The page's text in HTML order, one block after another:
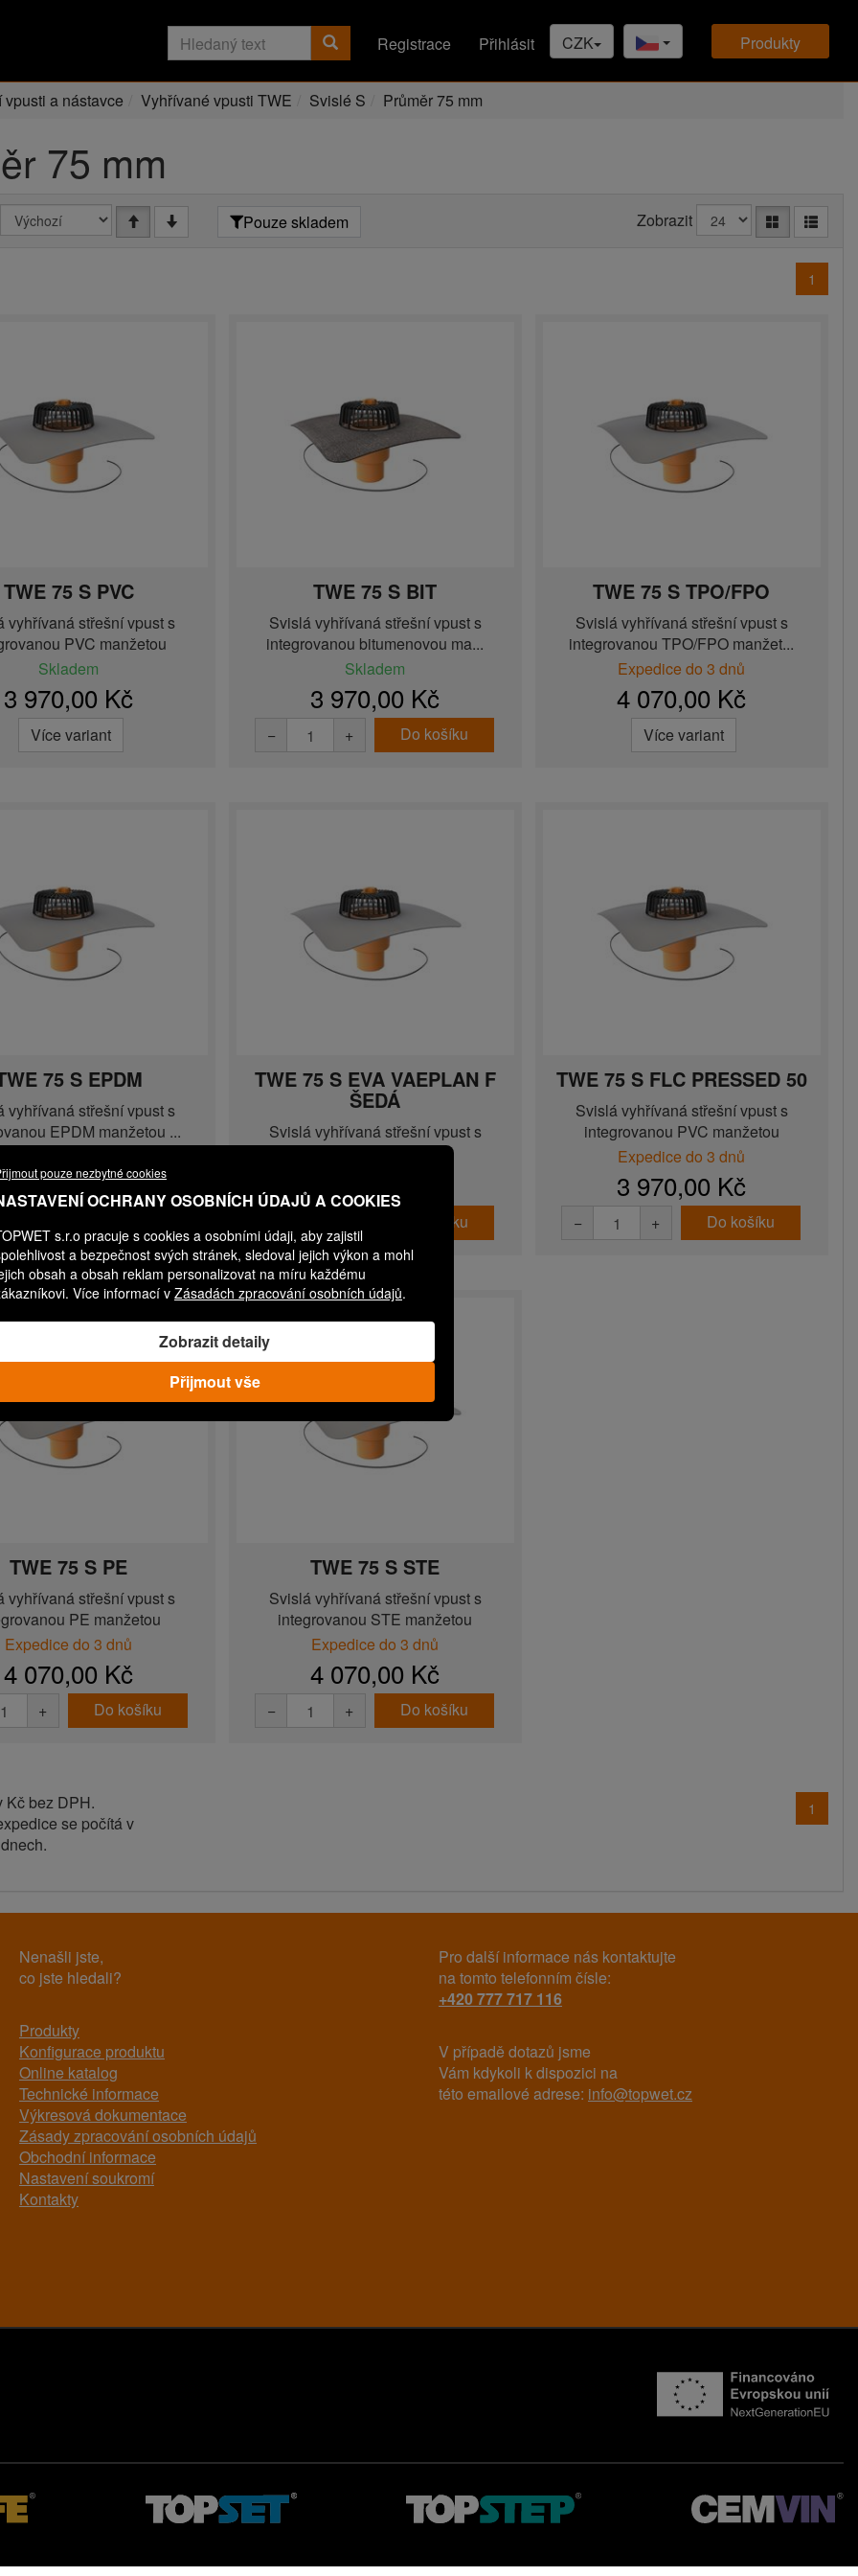
pouze nezbytné cookies
OCHRANY OSOBNÍCH ÚDAJŮ A COOKIES
s.r.o pracuje s cookies a osobními údaji, aby zajistil
a bezpečnost svých stránek, sledoval jejich výkon a mohl
obsah a obsah reklam personalizovat na míru každému
Více informací v Zásadách zpracování osobních údajů.
Zobrazit detaily
Přijmout vše
produkty
CZK
Registrace Přihlásit
vpusti a nástavce Vyhřívané vpusti TWE Svislé S Průměr 75 mm
75 mm
Pouze skladem Zobrazit
1
TWE 75 S PVC
vyhřívaná střešní vpust s
PVC manžetou
Skladem
3 970,00 Kč
Více variant
TWE 75 S BIT
Svislá vyhřívaná střešní vpust s
integrovanou bitumenovou ma...
Skladem
3 970,00 Kč
− + Do košíku
TWE 75 S TPO/FPO
Svislá vyhřívaná střešní vpust s
integrovanou TPO/FPO manžet...
Expedice do 3 dnů
4 070,00 Kč
Více variant
75 S EPDM
vyhřívaná střešní vpust s
EPDM manžetou ...
4 070,00 Kč
TWE 75 S EVA VAEPLAN F
ŠEDÁ
Svislá vyhřívaná střešní vpust s
integrovanou EVA manžetou
Cena na dotaz
Do košíku
TWE 75 S FLC PRESSED 50
Svislá vyhřívaná střešní vpust s
integrovanou PVC manžetou
Expedice do 3 dnů
3 970,00 Kč
− + Do košíku
TWE 75 S PE
vyhřívaná střešní vpust s
PE manžetou
Expedice do 3 dnů
4 070,00 Kč
+ Do košíku
TWE 75 S STE
Svislá vyhřívaná střešní vpust s
integrovanou STE manžetou
Expedice do 3 dnů
4 070,00 Kč
− + Do košíku
Kč bez DPH.
se počítá v
1
Nenašli jste,
co jste hledali?
Produkty
Konfigurace produktu
Online katalog
Technické informace
Výkresová dokumentace
Zásady zpracování osobních údajů
Obchodní informace
Nastavení soukromí
Kontakty
Pro další informace nás kontaktujte
na tomto telefonním čísle:
+420 777 717 116
V případě dotazů jsme
Vám kdykoli k dispozici na
této emailové adrese: info@topwet.cz